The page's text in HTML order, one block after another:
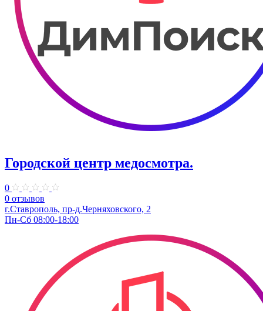
Городской центр медосмотра.
0
0 отзывов
г.Ставрополь, пр-д.Черняховского, 2
Пн-Сб 08:00-18:00